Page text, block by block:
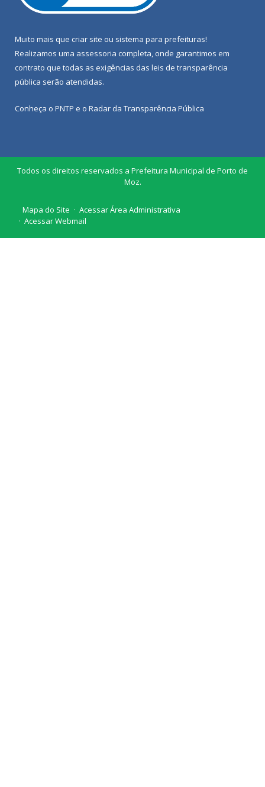
Muito mais que criar site ou sistema para prefeituras!
Realizamos uma assessoria completa, onde garantimos em
contrato que todas as exigências das leis de transparência
pública serão atendidas.
Conheça o PNTP e o Radar da Transparência Pública
Todos os direitos reservados a Prefeitura Municipal de Porto de
Moz.
Mapa do Site
Acessar Área Administrativa
Acessar Webmail